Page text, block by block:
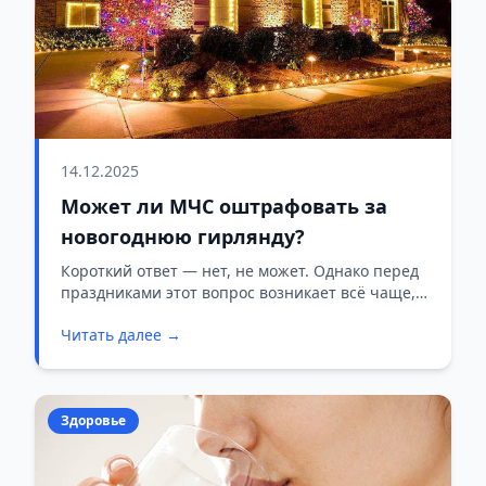
14.12.2025
Может ли МЧС оштрафовать за
новогоднюю гирлянду?
Короткий ответ — нет, не может. Однако перед
праздниками этот вопрос возникает всё чаще, и
обращает внимание МЧС.
Читать далее →
Здоровье